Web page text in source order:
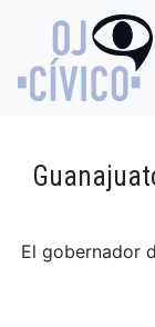
El gobernador